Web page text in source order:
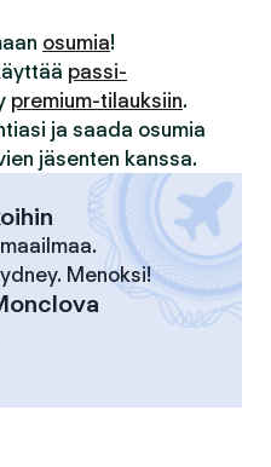
osumia!
passi-
premium-tilauksiin.
ja saada osumia
jäsenten kanssa.
Menoksi!